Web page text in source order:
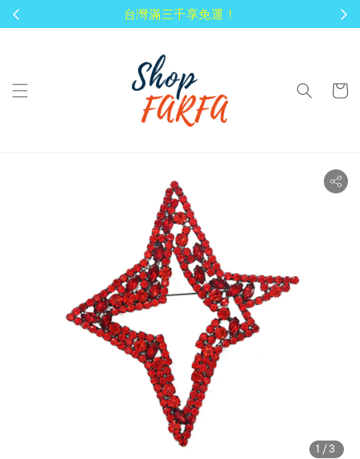
顧客享有商品到貨七天鑑賞期！
1 /3